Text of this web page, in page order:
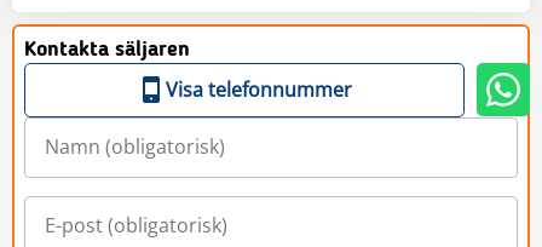
Kontakta säljaren
Visa telefonnummer